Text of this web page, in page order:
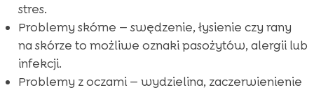
stres.
Problemy skórne — swędzenie, łysienie czy rany
na skórze to możliwe oznaki pasożytów, alergii lub
infekcji.
Problemy z oczami — wydzielina, zaczerwienienie